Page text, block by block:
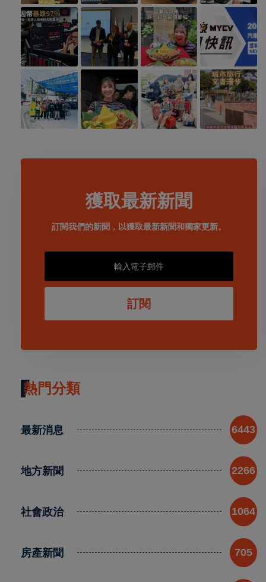
獲取最新新聞
訂閱我們的新聞，以獲取最新新聞和獨家更新。
訂閱
熱門分類
最新消息 6443
地方新聞 2266
社會政治 1064
房產新聞 705